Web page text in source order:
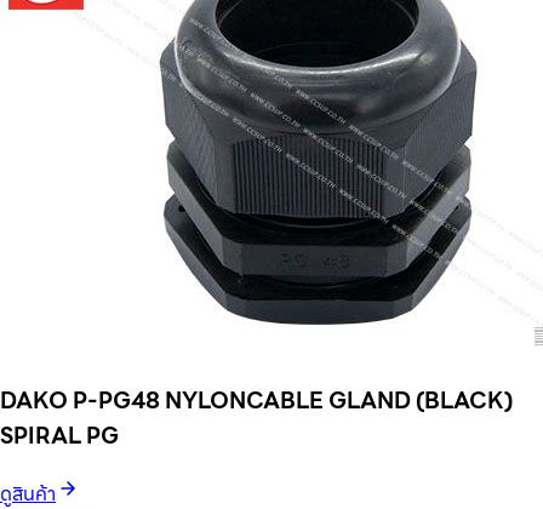
DAKO P-PG48 NYLONCABLE GLAND (BLACK)
SPIRAL PG
ดูสินค้า